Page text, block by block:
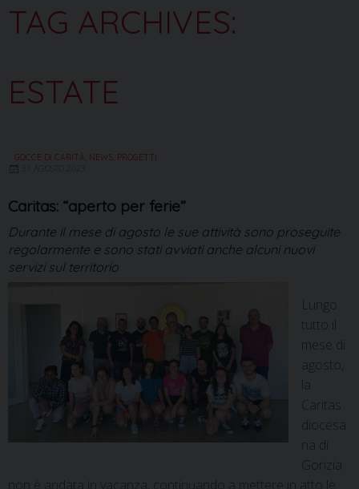
TAG ARCHIVES:
ESTATE
GOCCE DI CARITÀ NEWS PROGETTI
31 AGOSTO 2023
Caritas: “aperto per ferie”
Durante il mese di agosto le sue attività sono proseguite
regolarmente e sono stati avviati anche alcuni nuovi
servizi sul territorio
Lungo
tutto il
mese di
agosto,
la
Caritas
diocesa
na di
Gorizia
non è andata in vacanza, continuando a mettere in atto le